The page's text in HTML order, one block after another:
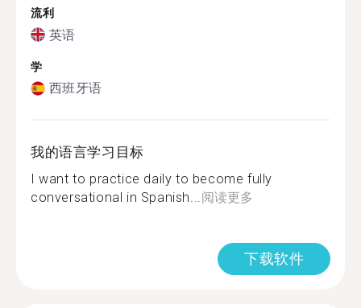
流利
英语
学
西班牙语
我的语言学习目标
I want to practice daily to become fully
conversational in Spanish...阅读更多
下载软件